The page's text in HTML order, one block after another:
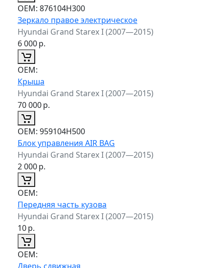
ОЕМ: 876104H300
Зеркало правое электрическое
Hyundai Grand Starex I (2007—2015)
6 000р.
ОЕМ:
Крыша
Hyundai Grand Starex I (2007—2015)
70 000р.
ОЕМ: 959104H500
Блок управления AIR BAG
Hyundai Grand Starex I (2007—2015)
2 000р.
ОЕМ:
Передняя часть кузова
Hyundai Grand Starex I (2007—2015)
10р.
ОЕМ: